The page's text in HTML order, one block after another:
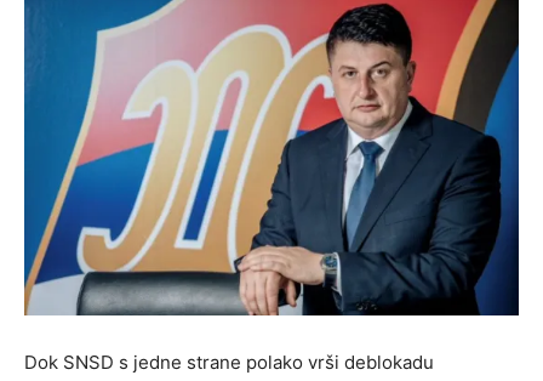
Dok SNSD s jedne strane polako vrši deblokadu